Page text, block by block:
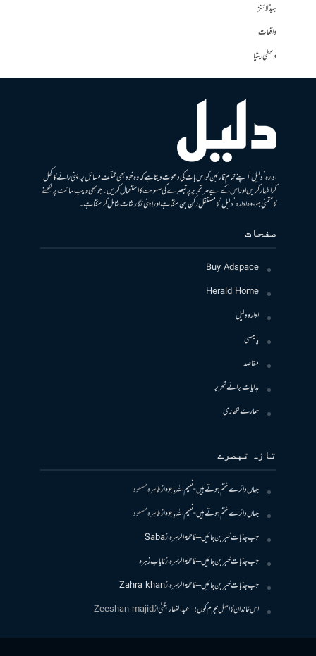
ہیڈلائنز
واقعات
وسطی ایشیا
ادارہ ’دلیل‘ اپنے تمام قارئین کو اس بات کی دعوت دیتا ہے کہ وہ خود بھی مختلف مسائل پر اپنی رائے کا کھل
کر اظہار کریں اور اس کے لیے ہر تحریر پر تبصرے کی سہولت کا استعمال کریں۔ جو بھی ویب سائٹ پر لکھنے
کا متمنی ہو، وہ ادارہ ’دلیل‘ کا مستقل رکن بن سکتا ہے اور اپنی نگارشات شامل کرسکتا ہے۔
صفحات
Buy Adspace
Herald Home
ادارہ دلیل
پالیسی
مقاصد
ہدایات برائے تحریر
ہمارے لکھاری
تازہ تبصرے
جہاں دائرے ختم ہوتے ہیں- نعیم اللہ باجوہازطاہرہ مسعود
جہاں دائرے ختم ہوتے ہیں- نعیم اللہ باجوہازطاہرہ مسعود
جب جذبات خبر بن جائیں – فاطمۃالزہرہازSaba
جب جذبات خبر بن جائیں – فاطمۃالزہرہازنایاب زہرہ
جب جذبات خبر بن جائیں – فاطمۃالزہرہازZahra khan
اس خاندان کا اصل مجرم کون! – عبدالغفار بگٹیازZeeshan majid